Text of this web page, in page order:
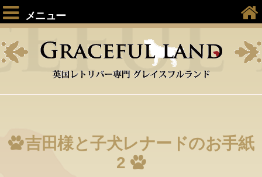
メニュー
吉田様と子犬レナードのお手紙
2